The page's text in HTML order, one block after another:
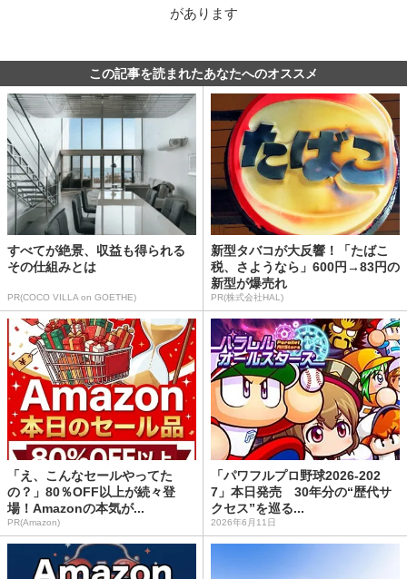
があります
この記事を読まれたあなたへのオススメ
すべてが絶景、収益も得られる
その仕組みとは
PR(COCO VILLA on GOETHE)
新型タバコが大反響！「たばこ
税、さようなら」600円→83円の
新型が爆売れ
PR(株式会社HAL)
「え、こんなセールやってた
の？」80％OFF以上が続々登
場！Amazonの本気が...
PR(Amazon)
「パワフルプロ野球2026-202
7」本日発売 30年分の“歴代サ
クセス”を巡る...
2026年6月11日